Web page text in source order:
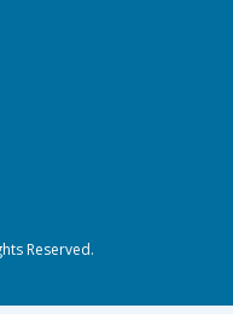
Reserved.